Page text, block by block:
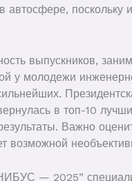
поскольку
выпускников,
у молодежи
в топ-10
Важно
возможной
— 2025”